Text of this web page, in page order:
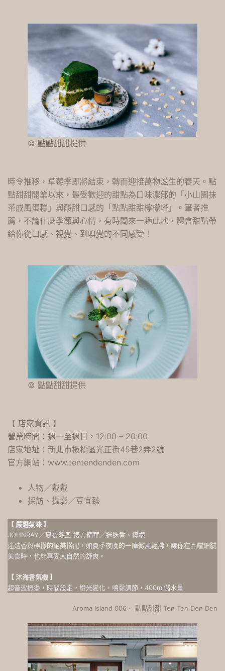
© 點點甜甜提供
時令推移，草莓季即將結束，轉而迎接萬物滋生的春天。點
點甜甜開業以來，最受歡迎的甜點為口味濃郁的「小山園抹
茶戚風蛋糕」與酸甜口感的「點點甜甜檸檬塔」。筆者推
薦，不論什麼季節與心情，有時間來一趟此地，體會甜點帶
給你從口感、視覺、到嗅覺的不同感受！
© 點點甜甜提供
【 店家資訊 】
營業時間：週一至週日，12:00 – 20:00
店家地址：新北市板橋區光正街45巷2弄2號
官方網站： www.tentendenden.com
人物／戴戴
採訪、攝影／豆宜臻
【 嚴選氣味 】
JOHNRAY／夏夜晚風 複方精華／迷迭香、檸檬
迷迭香與檸檬的絕美搭配，如夏季夜晚的一陣微風輕拂，讓你在品嚐細膩
美食時，也能享受大自然的舒爽。
【 沐海香氛機 】
超音波振盪，時間設定，燈光變化，噴霧調節，400ml儲水量
Aroma Island 006． 點點甜甜 Ten Ten Den Den